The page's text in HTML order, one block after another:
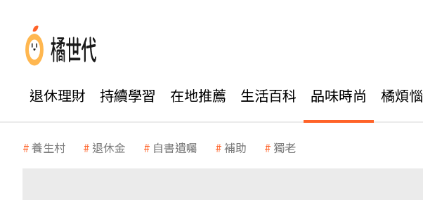
退休理財 持續學習 在地推薦 生活百科 品味時尚 橘煩惱
養生村 退休金 自書遺囑 補助 獨老